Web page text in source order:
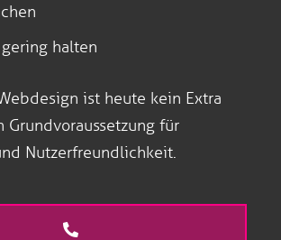
halten
ist heute kein Extra
Grundvoraussetzung für
Nutzerfreundlichkeit.